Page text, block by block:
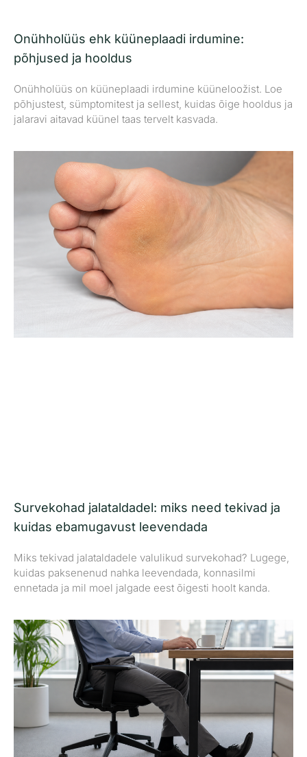
Onühholüüs ehk küüneplaadi irdumine:
põhjused ja hooldus
Onühholüüs on küüneplaadi irdumine küüneloožist. Loe
põhjustest, sümptomitest ja sellest, kuidas õige hooldus ja
jalaravi aitavad küünel taas tervelt kasvada.
Survekohad jalataldadel: miks need tekivad ja
kuidas ebamugavust leevendada
Miks tekivad jalataldadele valulikud survekohad? Lugege,
kuidas paksenenud nahka leevendada, konnasilmi
ennetada ja mil moel jalgade eest õigesti hoolt kanda.